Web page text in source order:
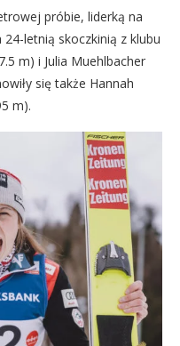
próbie, liderką na
24-letnią skoczkinią z klubu
m) i Julia Muehlbacher
się także Hannah
m).